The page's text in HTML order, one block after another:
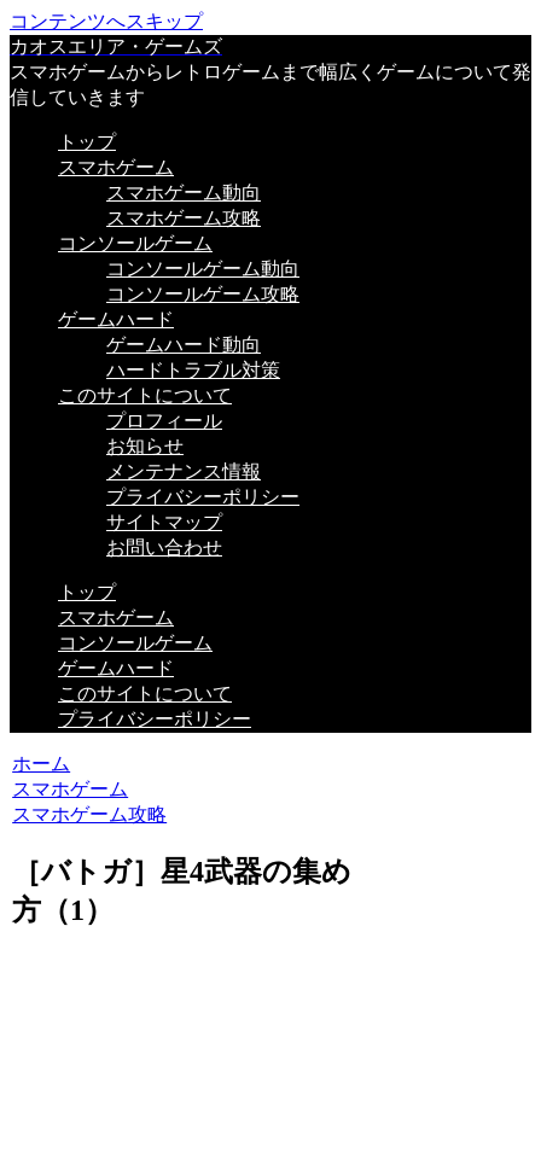
コンテンツへスキップ
カオスエリア・ゲームズ
スマホゲームからレトロゲームまで幅広くゲームについて発
信していきます
トップ
スマホゲーム
スマホゲーム動向
スマホゲーム攻略
コンソールゲーム
コンソールゲーム動向
コンソールゲーム攻略
ゲームハード
ゲームハード動向
ハードトラブル対策
このサイトについて
プロフィール
お知らせ
メンテナンス情報
プライバシーポリシー
サイトマップ
お問い合わせ
トップ
スマホゲーム
コンソールゲーム
ゲームハード
このサイトについて
プライバシーポリシー
ホーム
スマホゲーム
スマホゲーム攻略
［バトガ］星4武器の集め
方（1）